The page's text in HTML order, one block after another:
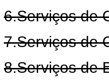
6.Serviços de
7.Serviços de
8.Serviços de